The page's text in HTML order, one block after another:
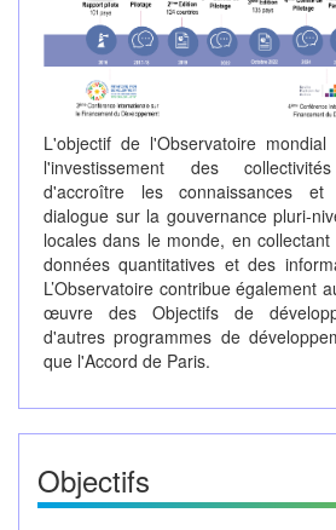
L'objectif de l'Observatoire
l'investissement des
d'accroître les connaissances
dialogue sur la gouvernance pluri-
locales dans le monde, en
données quantitatives et des
L’Observatoire contribue également
œuvre des Objectifs de
d'autres programmes de
que l'Accord de Paris.
Objectifs